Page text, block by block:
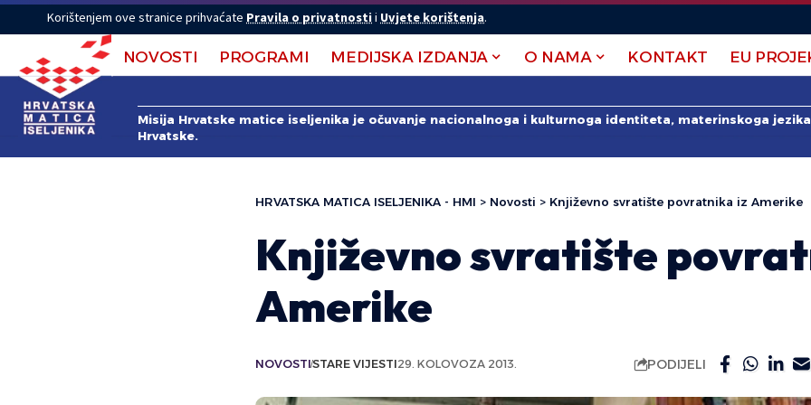
Korištenjem ove stranice prihvaćate Pravila o privatnostii Uvjete korištenja.
NOVOSTI PROGRAMI MEDIJSKA IZDANJA O NAMA KONTAKT EU
Misija Hrvatske matice iseljenika je očuvanje nacionalnoga i kulturnoga identiteta, materinskoga
Hrvatske.
HRVATSKA MATICA ISELJENIKA - HMI > Novosti > Književno svratište povratnika iz Amerike
Književno svratište
Amerike
NOVOSTISTARE VIJESTI29. KOLOVOZA 2013. PODIJELI